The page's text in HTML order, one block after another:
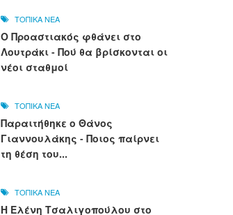
ΤΟΠΙΚΑ ΝΕΑ
Ο Προαστιακός φθάνει στο
Λουτράκι - Πού θα βρίσκονται οι
νέοι σταθμοί
ΤΟΠΙΚΑ ΝΕΑ
Παραιτήθηκε ο Θάνος
Γιαννουλάκης - Ποιος παίρνει
τη θέση του...
ΤΟΠΙΚΑ ΝΕΑ
Η Ελένη Τσαλιγοπούλου στο